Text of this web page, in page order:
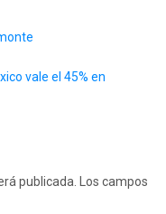
vale el 45% en
publicada.
Los campos